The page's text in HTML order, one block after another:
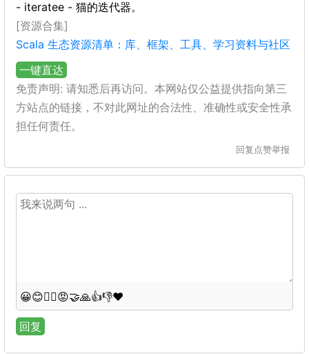
- iteratee - 猫的迭代器。
[资源合集]
Scala 生态资源清单：库、框架、工具、学习资料与社区
一键直达
免责声明: 请知悉后再访问。本网站仅公益提供指向第三
方站点的链接，不对此网址的合法性、准确性或安全性承
担任何责任。
回复 点赞举报
😀😊😵‍💫😡🤝🙏👍👎❤️
回复